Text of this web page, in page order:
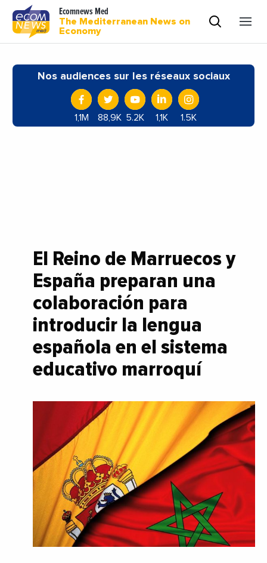
Ecomnews Med
The Mediterranean News on
Economy
Nos audiences sur les réseaux sociaux
1,1M 88,9K 5.2K 1,1K 1.5K
El Reino de Marruecos y
España preparan una
colaboración para
introducir la lengua
española en el sistema
educativo marroquí